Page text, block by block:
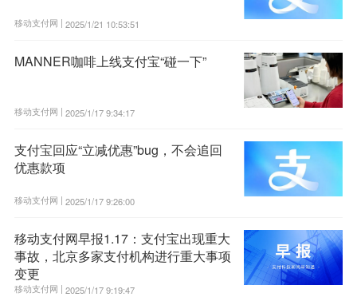
移动支付网 | 2025/1/21 10:53:51
MANNER咖啡上线支付宝“碰一下”
移动支付网 | 2025/1/17 9:34:17
支付宝回应“立减优惠”bug，不会追回
优惠款项
移动支付网 | 2025/1/17 9:26:00
移动支付网早报1.17：支付宝出现重大
事故，北京多家支付机构进行重大事项
变更
移动支付网 | 2025/1/17 9:19:47